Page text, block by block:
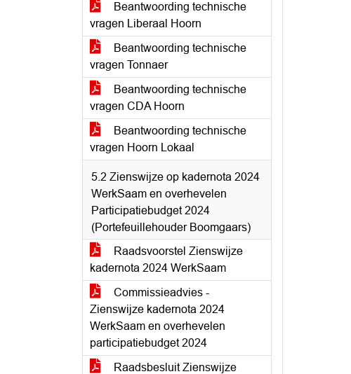
Beantwoording technische
vragen Liberaal Hoorn
Beantwoording technische
vragen Tonnaer
Beantwoording technische
vragen CDA Hoorn
Beantwoording technische
vragen Hoorn Lokaal
5.2 Zienswijze op kadernota 2024
WerkSaam en overhevelen
Participatiebudget 2024
(Portefeuillehouder Boomgaars)
Raadsvoorstel Zienswijze
kadernota 2024 WerkSaam
Commissieadvies -
Zienswijze kadernota 2024
WerkSaam en overhevelen
participatiebudget 2024
Raadsbesluit Zienswijze